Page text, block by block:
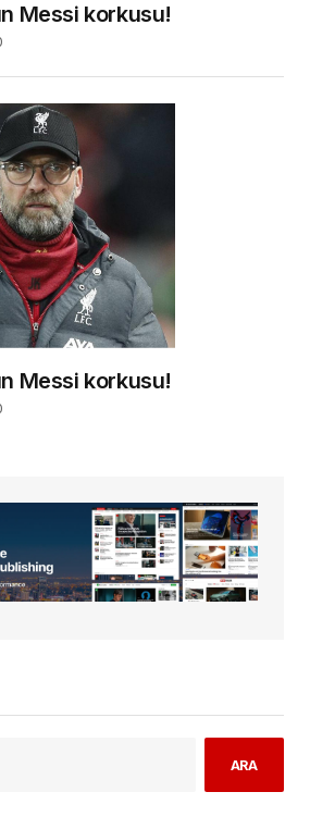
Messi korkusu!
Messi korkusu!
ARA